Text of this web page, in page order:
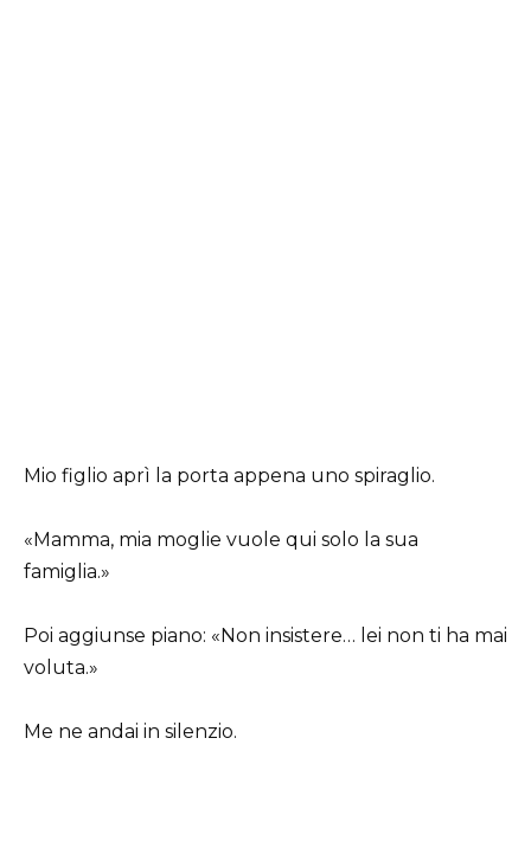
Mio figlio aprì la porta appena uno spiraglio.
«Mamma, mia moglie vuole qui solo la sua
famiglia.»
Poi aggiunse piano: «Non insistere… lei non ti ha mai
voluta.»
Me ne andai in silenzio.